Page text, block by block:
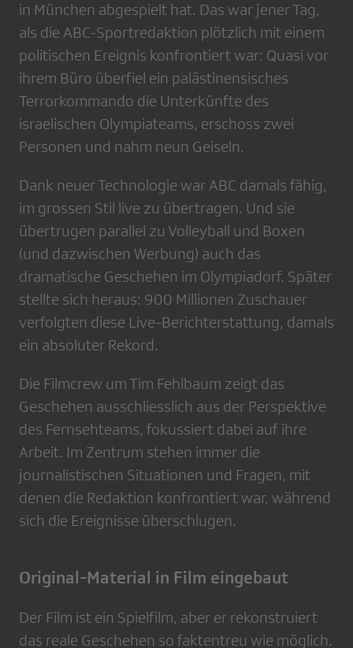
in München abgespielt hat. Das war jener Tag,
als die ABC-Sportredaktion plötzlich mit einem
politischen Ereignis konfrontiert war: Quasi vor
ihrem Büro überfiel ein palästinensisches
Terrorkommando die Unterkünfte des
israelischen Olympiateams, erschoss zwei
Personen und nahm neun Geiseln.
Dank neuer Technologie war ABC damals fähig,
im grossen Stil live zu übertragen. Und sie
übertrugen parallel zu Volleyball und Boxen
(und dazwischen Werbung) auch das
dramatische Geschehen im Olympiadorf. Später
stellte sich heraus: 900 Millionen Zuschauer
verfolgten diese Live-Berichterstattung, damals
ein absoluter Rekord.
Die Filmcrew um Tim Fehlbaum zeigt das
Geschehen ausschliesslich aus der Perspektive
des Fernsehteams, fokussiert dabei auf ihre
Arbeit. Im Zentrum stehen immer die
journalistischen Situationen und Fragen, mit
denen die Redaktion konfrontiert war, während
sich die Ereignisse überschlugen.
Original-Material in Film eingebaut
Der Film ist ein Spielfilm, aber er rekonstruiert
das reale Geschehen so faktentreu wie möglich.